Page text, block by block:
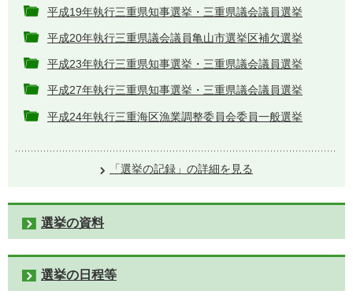
平成19年執行三重県知事選挙・三重県議会議員選挙
平成20年執行三重県議会議員亀山市選挙区補欠選挙
平成23年執行三重県知事選挙・三重県議会議員選挙
平成27年執行三重県知事選挙・三重県議会議員選挙
平成24年執行三重海区漁業調整委員会委員一般選挙
「選挙の記録」の詳細を見る
選挙の資料
選挙の日程等